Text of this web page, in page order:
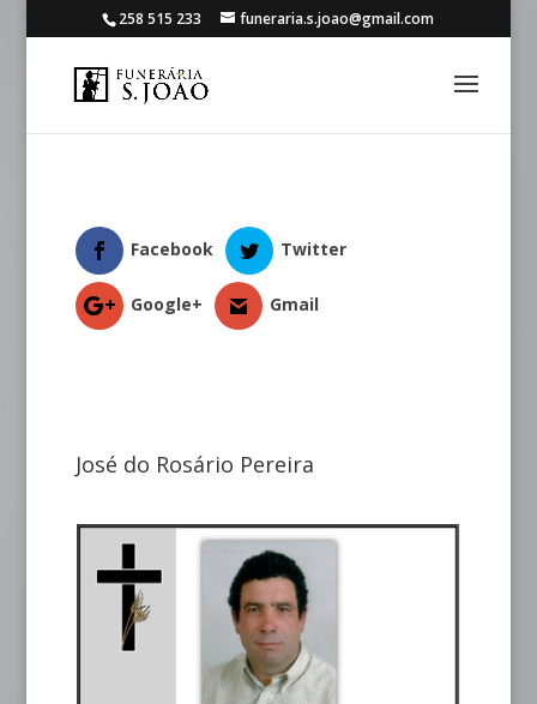
258 515 233 funeraria.s.joao@gmail.com
Facebook Twitter
Google+ Gmail
José do Rosário Pereira